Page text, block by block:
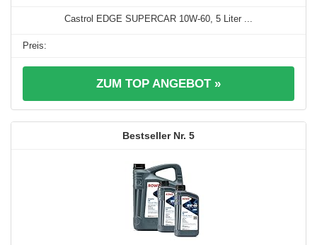
Castrol EDGE SUPERCAR 10W-60, 5 Liter ...
ZUM TOP ANGEBOT »
5